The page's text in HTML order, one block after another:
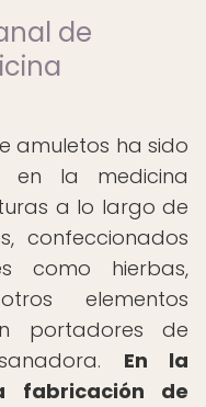
de
amuletos ha sido
en la medicina
a lo largo de
confeccionados
como hierbas,
elementos
portadores de
En la
fabricación de